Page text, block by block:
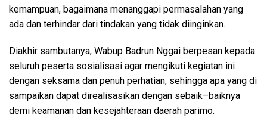
kemampuan, bagaimana menanggapi permasalahan yang
ada dan terhindar dari tindakan yang tidak diinginkan.
Diakhir sambutanya, Wabup Badrun Nggai berpesan kepada
seluruh peserta sosialisasi agar mengikuti kegiatan ini
dengan seksama dan penuh perhatian, sehingga apa yang di
sampaikan dapat direalisasikan dengan sebaik–baiknya
demi keamanan dan kesejahteraan daerah parimo.